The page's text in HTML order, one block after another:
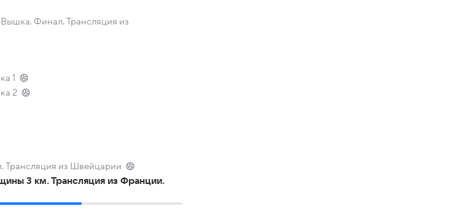
Финал. Трансляция из
1
2
Трансляция из Швейцарии
3 км. Трансляция из Франции.